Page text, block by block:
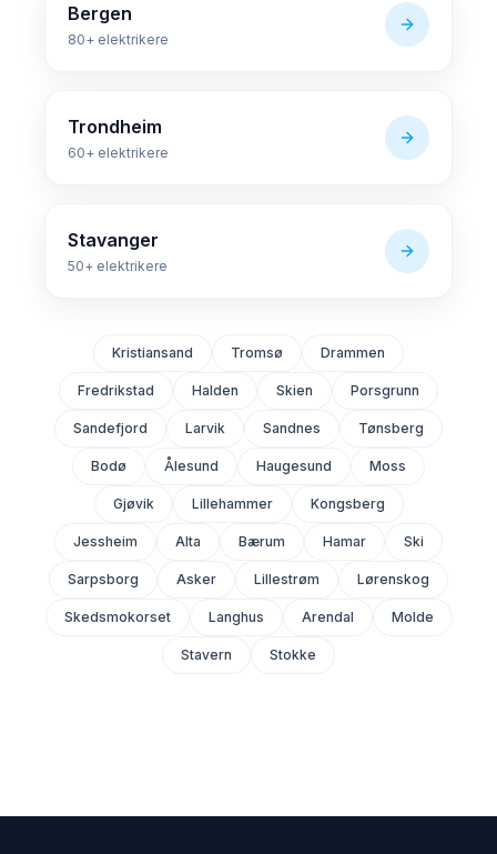
Bergen
80+ elektrikere
Trondheim
60+ elektrikere
Stavanger
50+ elektrikere
Kristiansand Tromsø Drammen
Fredrikstad Halden Skien Porsgrunn
Sandefjord Larvik Sandnes Tønsberg
Bodø Ålesund Haugesund Moss
Gjøvik Lillehammer Kongsberg
Jessheim Alta Bærum Hamar Ski
Sarpsborg Asker Lillestrøm Lørenskog
Skedsmokorset Langhus Arendal Molde
Stavern Stokke